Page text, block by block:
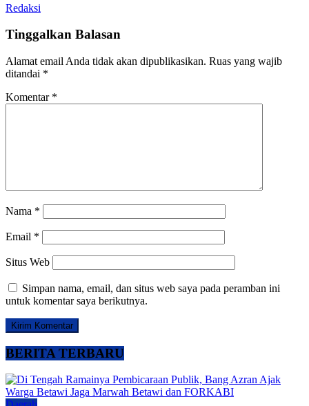
Redaksi
Tinggalkan Balasan
Alamat email Anda tidak akan dipublikasikan. Ruas yang wajib
ditandai *
Komentar *
Nama *
Email *
Situs Web
Simpan nama, email, dan situs web saya pada peramban ini
untuk komentar saya berikutnya.
BERITA TERBARU